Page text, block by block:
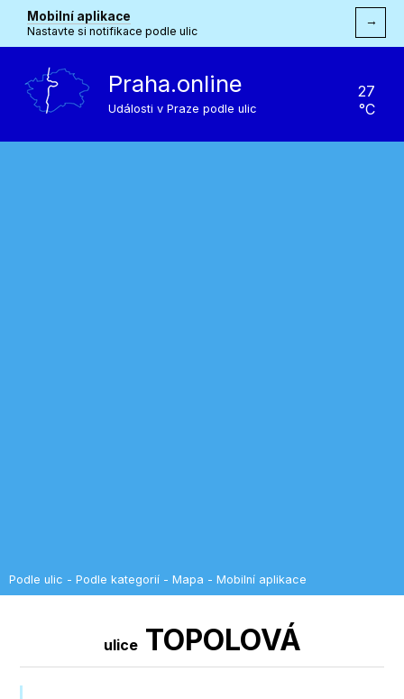
Mobilní aplikace
Nastavte si notifikace podle ulic
→
Praha.online
Události v Praze podle ulic
27
°C
Podle ulic - Podle kategorií - Mapa - Mobilní aplikace
uliceTOPOLOVÁ